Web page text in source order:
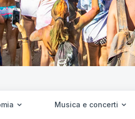
Musica e concerti